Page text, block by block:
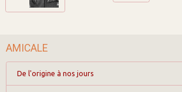
AMICALE
De l'origine à nos jours